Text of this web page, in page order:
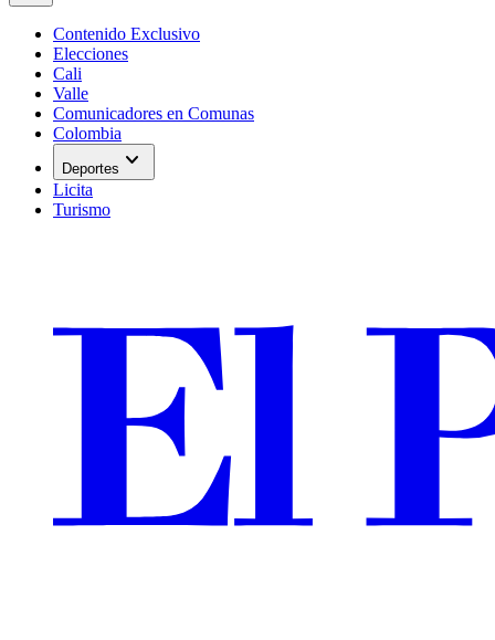
Contenido Exclusivo
Elecciones
Cali
Valle
Comunicadores en Comunas
Colombia
Deportes expand_more
Licita
Turismo